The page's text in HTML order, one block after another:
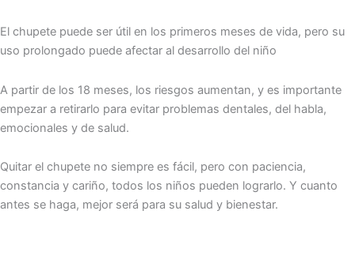
El chupete puede ser útil en los primeros meses de vida, pero su
uso prolongado puede afectar al desarrollo del niño
A partir de los 18 meses, los riesgos aumentan, y es importante
empezar a retirarlo para evitar problemas dentales, del habla,
emocionales y de salud.
Quitar el chupete no siempre es fácil, pero con paciencia,
constancia y cariño, todos los niños pueden lograrlo. Y cuanto
antes se haga, mejor será para su salud y bienestar.